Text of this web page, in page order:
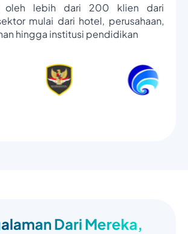
oleh lebih dari 200 klien dari
mulai dari hotel, perusahaan,
hingga institusi pendidikan
Dari Mereka,